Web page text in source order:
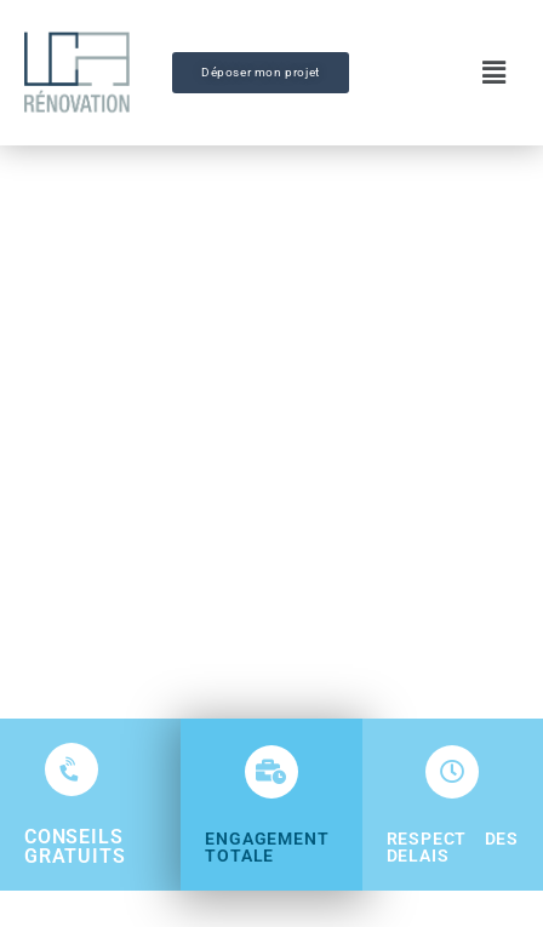
Déposer mon projet
CONSEILS
GRATUITS
ENGAGEMENT
TOTALE
RESPECT DES
DELAIS